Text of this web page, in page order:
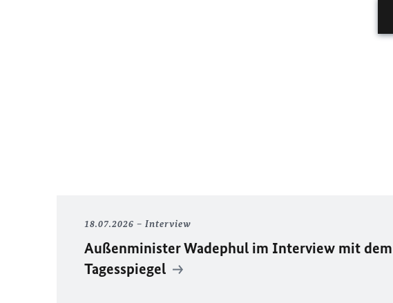
18.07.2026 Interview
Außenminister Wadephul im Interview mit dem
Tagesspiegel